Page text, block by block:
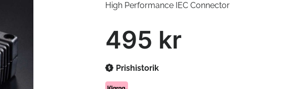
High Performance IEC Connector
495 kr
Prishistorik